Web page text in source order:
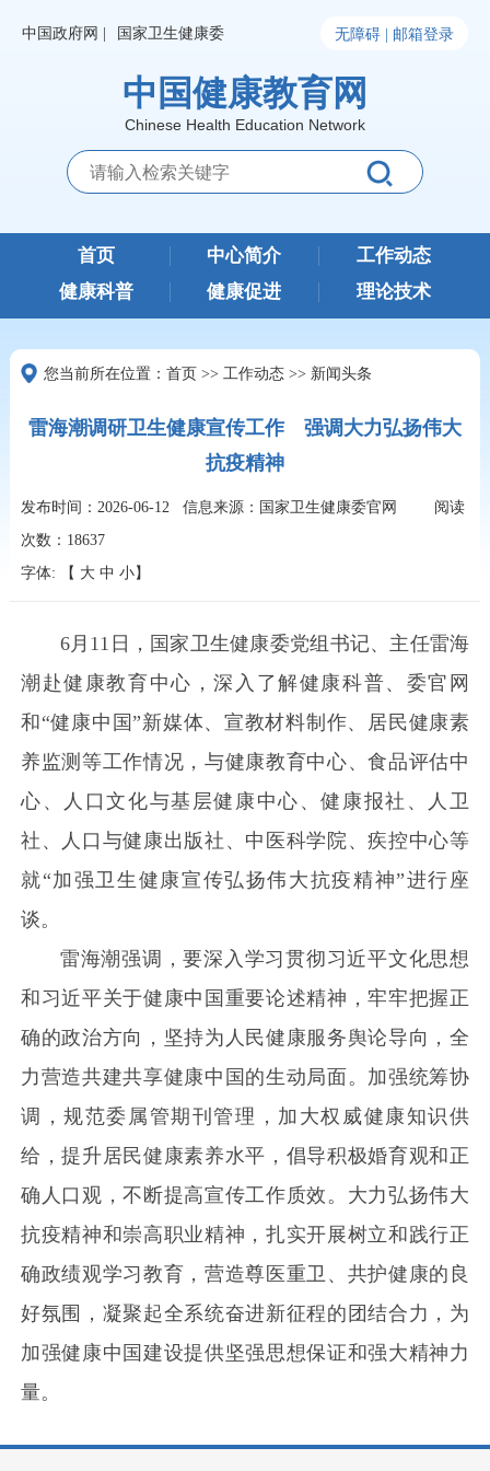
中国政府网 | 国家卫生健康委 无障碍 | 邮箱登录
中国健康教育网
Chinese Health Education Network
首页 中心简介
工作动态
健康科普
健康促进 理论技术
您当前所在位置： 首页 >> 工作动态>> 新闻头条
雷海潮调研卫生健康宣传工作 强调大力弘扬伟大
抗疫精神
发布时间：2026-06-12 信息来源：国家卫生健康委官网
阅读
次数： 18637
字体: 【 大 中 小】
6月11日，国家卫生健康委党组书记、主任雷海
潮赴健康教育中心，深入了解健康科普、委官网
和 “健康中国”新媒体、宣教材料制作、居民健康素
养监测等工作情况，与健康教育中心、食品评估中
心、人口文化与基层健康中心、健康报社、人卫
社、人口与健康出版社、中医科学院、疾控中心等
就“加强卫生健康宣传弘扬伟大抗疫精神”进行座
谈。
雷海潮强调，要深入学习贯彻 习近平文化思想
和 习近平关于健康中国 重要论述精神，牢牢把握正
确的政治方向，坚持为人民健康服务舆论导向，全
力营造共建共享健康中国的生动局面。加强统筹协
调，规范委属管期刊管理，加大权威健康知识供
给，提升居民健康素养水平，倡导积极婚育观和正
确人口观，不断提高宣传工作质效。大力弘扬伟大
抗疫精神和崇高职业精神，扎实开展树立和践行正
确政绩观学习教育，营造尊医重卫、共护健康的良
好氛围，凝聚起全系统奋进新征程的团结合力，为
加强健康中国建设提供坚强思想保证和强大精神力
量。